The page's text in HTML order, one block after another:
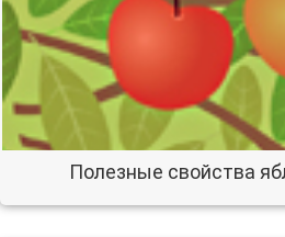
Полезные свойства